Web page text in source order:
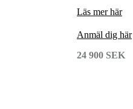
Läs mer här
Anmäl dig här
24 900 SEK